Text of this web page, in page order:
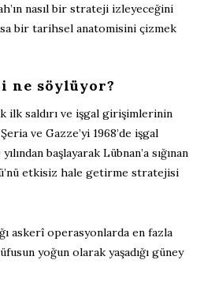
nasıl bir strateji izleyeceğini
bir tarihsel anatomisini çizmek
ne söylüyor?
ilk saldırı ve işgal girişimlerinin
ve Gazze’yi 1968’de işgal
başlayarak Lübnan’a sığınan
etkisiz hale getirme stratejisi
askerî operasyonlarda en fazla
yoğun olarak yaşadığı güney